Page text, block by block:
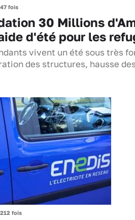
fois
30 Millions
d'été pour les
vivent un été sous très
des structures, hausse
fois